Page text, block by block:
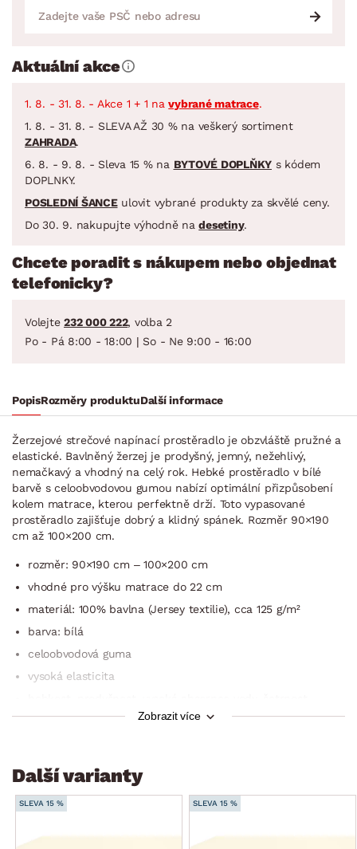
Aktuální akce
1. 8. - 31. 8. - Akce 1 + 1 navybrané matrace.
1. 8. - 31. 8. - SLEVA AŽ 30 % na veškerý sortiment
ZAHRADA.
6. 8. - 9. 8. - Sleva 15 % na BYTOVÉ DOPLŇKY s kódem
DOPLNKY.
POSLEDNÍ ŠANCEulovit vybrané produkty za skvělé ceny.
Do 30. 9. nakupujte výhodně nadesetiny.
Chcete poradit s nákupem nebo objednat
telefonicky?
Volejte 232 000 222, volba 2
Po - Pá 8:00 - 18:00 | So - Ne 9:00 - 16:00
PopisRozměry produktuDalší informace
Žerzejové strečové napínací prostěradlo je obzvláště pružné a
elastické. Bavlněný žerzej je prodyšný, jemný, nežehlivý,
nemačkavý a vhodný na celý rok. Hebké prostěradlo v bílé
barvě s celoobvodovou gumou nabízí optimální přizpůsobení
kolem matrace, kterou perfektně drží. Toto vypasované
prostěradlo zajišťuje dobrý a klidný spánek. Rozměr 90×190
cm až 100×200 cm.
rozměr: 90×190 cm – 100×200 cm
vhodné pro výšku matrace do 22 cm
materiál: 100% bavlna (Jersey textilie), cca 125 g/m²
barva: bílá
celoobvodová guma
vysoká elasticita
k pokožce
jen minimální hřejivost: vhodné pro všechna roční období,
zejména pro teplé měsíce
lze sušit v sušičce
Zobrazit více
Další varianty
SLEVA 15 % SLEVA 15 %